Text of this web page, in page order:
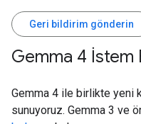
Geri bildirim gönderin
Gemma 4 İstem
Gemma 4 ile birlikte yeni
sunuyoruz. Gemma 3 ve